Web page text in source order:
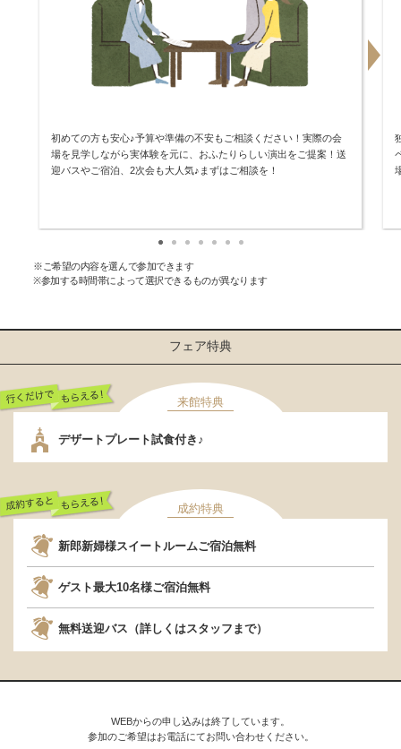
初めての方も安心♪予算や準備の不安もご相談ください！実際の会
場を見学しながら実体験を元に、おふたりらしい演出をご提案！送
迎バスやご宿泊、2次会も大人気♪まずはご相談を！
※ご希望の内容を選んで参加できます
※参加する時間帯によって選択できるものが異なります
フェア特典
来館特典
デザートプレート試食付き♪
成約特典
新郎新婦様スイートルームご宿泊無料
ゲスト最大10名様ご宿泊無料
無料送迎バス（詳しくはスタッフまで）
WEBからの申し込みは終了しています。
参加のご希望はお電話にてお問い合わせください。